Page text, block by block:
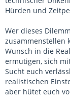
Hürden und
Wer dieses
zusammenstellen
Wunsch in die
ermutigen, sich
Sucht euch
realistischen
aber hütet euch